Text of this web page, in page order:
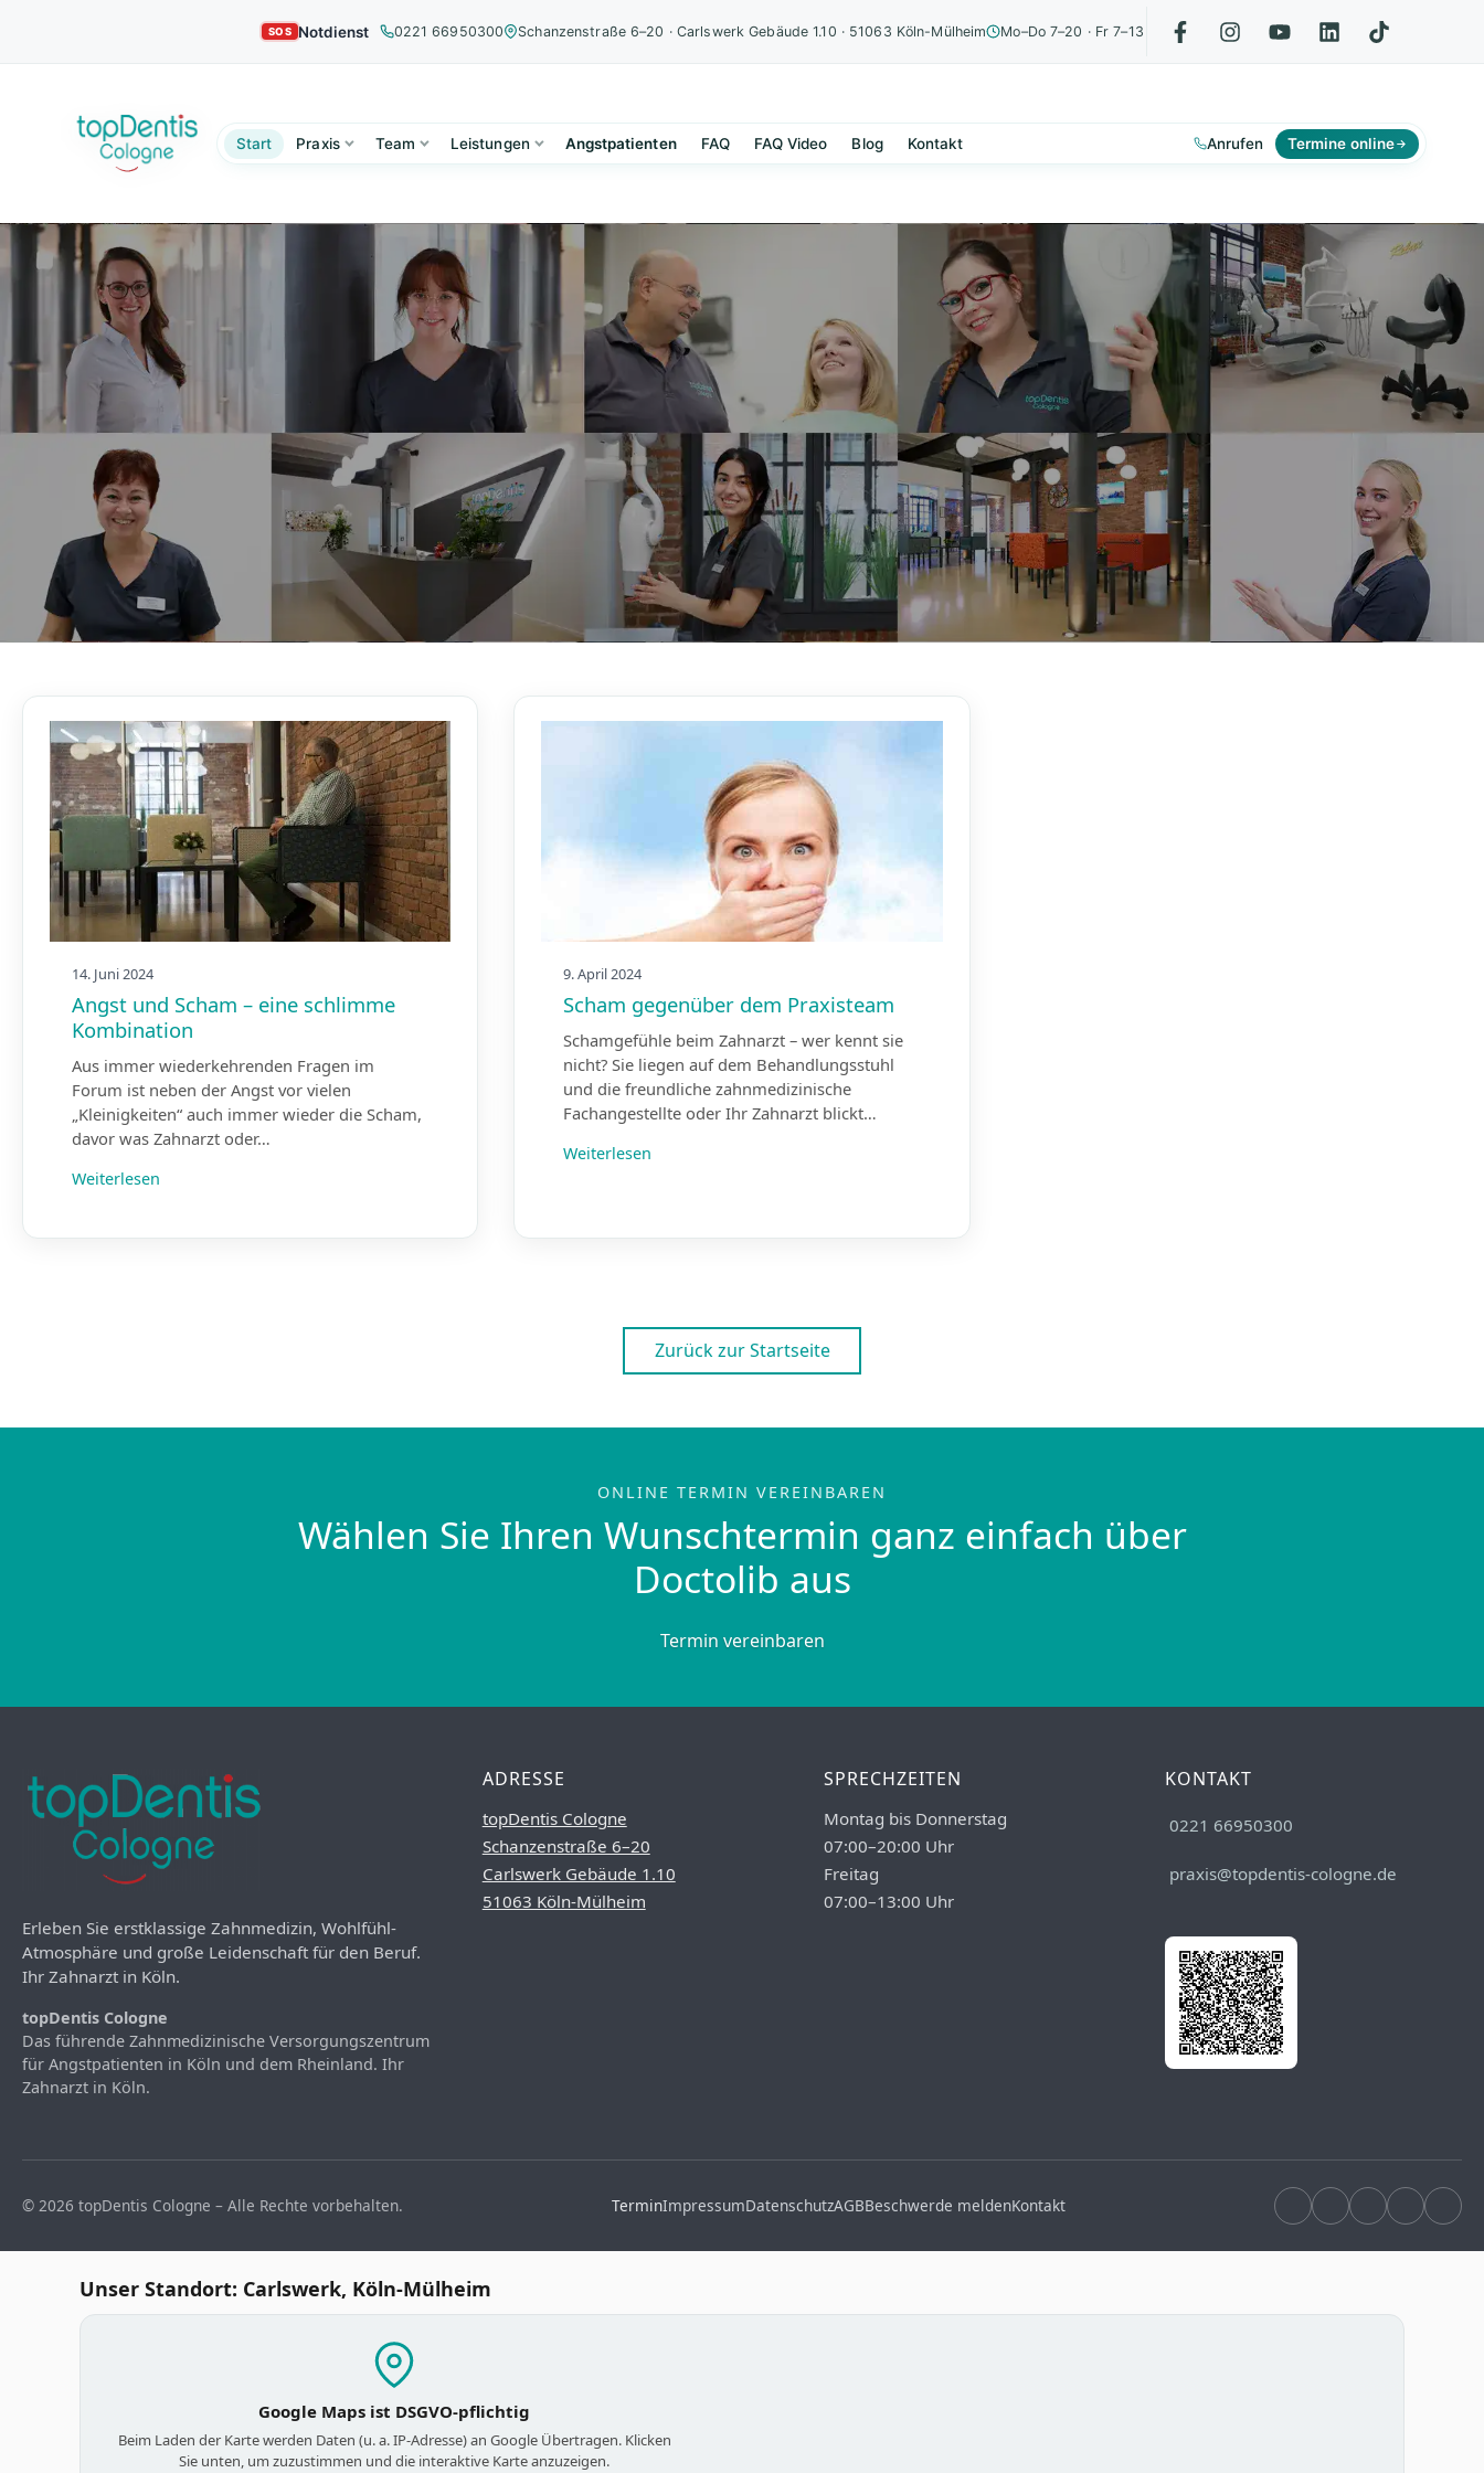
Notdienst 0221 66950300 Schanzenstraße 6–20 · Carlswerk Gebäude 1.10 · 51063 Köln-Mülheim Mo–Do 7–20 · Fr 7–13
Start Praxis Team Leistungen Angstpatienten FAQ FAQ Video Blog Kontakt Anrufen Termine online
Unser Blog
14. Juni 2024
Angst und Scham – eine schlimme
Kombination
Aus immer wiederkehrenden Fragen im
Forum ist neben der Angst vor vielen
„Kleinigkeiten“ auch immer wieder die Scham,
davor was Zahnarzt oder…
Weiterlesen
9. April 2024
Scham gegenüber dem Praxisteam
Schamgefühle beim Zahnarzt – wer kennt sie
nicht? Sie liegen auf dem Behandlungsstuhl
und die freundliche zahnmedizinische
Fachangestellte oder Ihr Zahnarzt blickt…
Weiterlesen
Zurück zur Startseite
ONLINE TERMIN VEREINBAREN
Wählen Sie Ihren Wunschtermin ganz einfach über
Doctolib aus
Termin vereinbaren
Erleben Sie erstklassige Zahnmedizin, Wohlfühl-
Atmosphäre und große Leidenschaft für den Beruf.
Ihr Zahnarzt in Köln.
topDentis Cologne
Das führende Zahnmedizinische Versorgungszentrum
für Angstpatienten in Köln und dem Rheinland. Ihr
Zahnarzt in Köln.
ADRESSE
topDentis Cologne
Schanzenstraße 6–20
Carlswerk Gebäude 1.10
51063 Köln-Mülheim
SPRECHZEITEN
Montag bis Donnerstag
07:00–20:00 Uhr
Freitag
07:00–13:00 Uhr
KONTAKT
0221 66950300
praxis@topdentis-cologne.de
© 2026 topDentis Cologne – Alle Rechte vorbehalten. TerminImpressumDatenschutzAGBBeschwerde meldenKontakt
Unser Standort: Carlswerk, Köln-Mülheim
Google Maps ist DSGVO-pflichtig
Beim Laden der Karte werden Daten (u. a. IP-Adresse) an Google Übertragen. Klicken
Sie unten, um zuzustimmen und die interaktive Karte anzuzeigen.